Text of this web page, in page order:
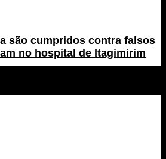
são cumpridos contra falsos
no hospital de Itagimirim